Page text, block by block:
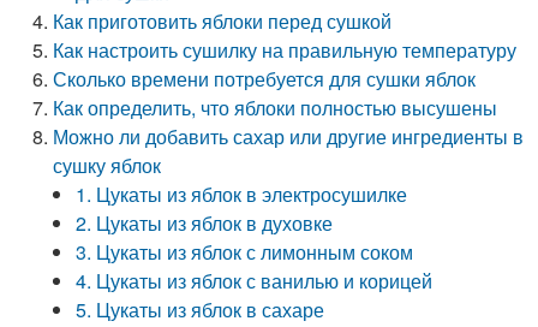
Как приготовить яблоки перед сушкой
Как настроить сушилку на правильную температуру
Сколько времени потребуется для сушки яблок
Как определить, что яблоки полностью высушены
Можно ли добавить сахар или другие ингредиенты в
сушку яблок
1. Цукаты из яблок в электросушилке
2. Цукаты из яблок в духовке
3. Цукаты из яблок с лимонным соком
4. Цукаты из яблок с ванилью и корицей
5. Цукаты из яблок в сахаре